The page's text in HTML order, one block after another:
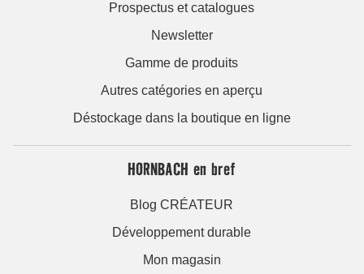
Prospectus et catalogues
Newsletter
Gamme de produits
Autres catégories en aperçu
Déstockage dans la boutique en ligne
HORNBACH en bref
Blog CRÉATEUR
Développement durable
Mon magasin